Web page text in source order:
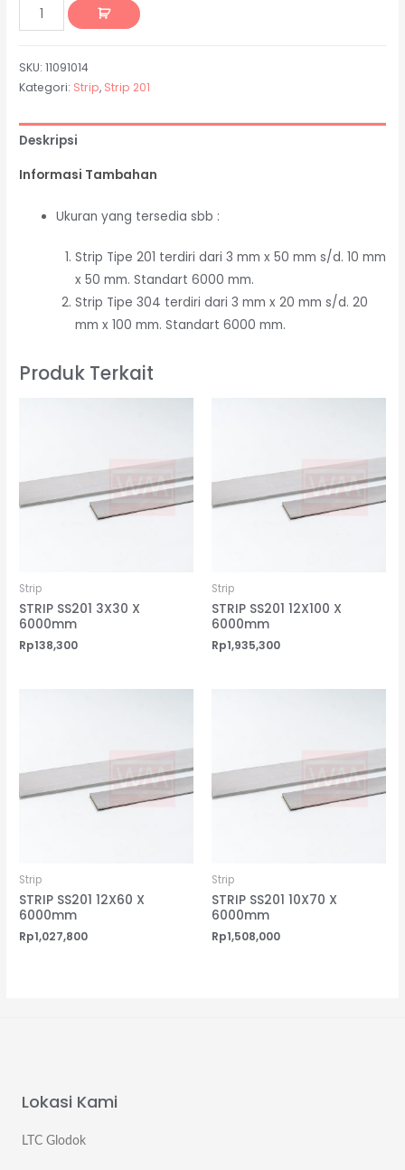
SKU:11091014
Kategori: Strip, Strip 201
Deskripsi
Informasi Tambahan
Ukuran yang tersedia sbb :
Strip Tipe 201 terdiri dari 3 mm x 50 mm s/d. 10 mm
x 50 mm. Standart 6000 mm.
Strip Tipe 304 terdiri dari 3 mm x 20 mm s/d. 20
mm x 100 mm. Standart 6000 mm.
Produk Terkait
Strip
STRIP SS201 3X30 X
6000mm
Rp138,300
Strip
STRIP SS201 12X100 X
6000mm
Rp1,935,300
Strip
STRIP SS201 12X60 X
6000mm
Rp1,027,800
Strip
STRIP SS201 10X70 X
6000mm
Rp1,508,000
Lokasi Kami
LTC Glodok